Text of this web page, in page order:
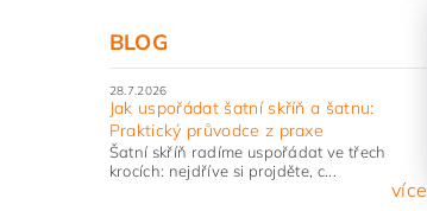
BLOG
28.7.2026
Jak uspořádat šatní skříň a šatnu:
Praktický průvodce z praxe
Šatní skříň radíme uspořádat ve třech
krocích: nejdříve si projděte, c...
více